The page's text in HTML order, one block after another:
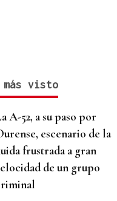
más visto
A-52, a su paso por
escenario de la
frustrada a gran
de un grupo